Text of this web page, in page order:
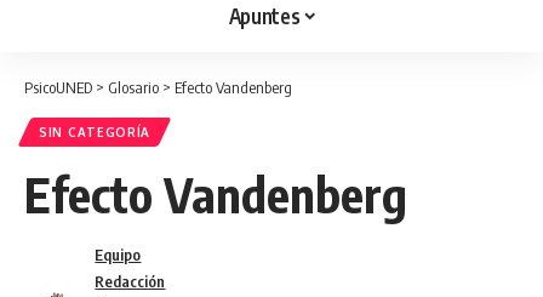
Apuntes
PsicoUNED > Glosario > Efecto Vandenberg
SIN CATEGORÍA
Efecto Vandenberg
Equipo
Redacción